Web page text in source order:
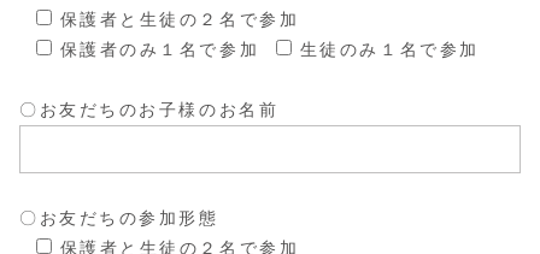
保護者と生徒の２名で参加
保護者のみ１名で参加
生徒のみ１名で参加
〇お友だちのお子様のお名前
〇お友だちの参加形態
保護者と生徒の２名で参加